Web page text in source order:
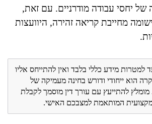
יחסי עבודה מודרניים. עם זאת,
מחייבת קריאה זהירה, היוועצות
למטרות מידע כללי בלבד ואין להתייחס אליו
הוא ייחודי ודורש בחינה מעמיקה של
מומלץ להתייעץ עם עורך דין מוסמך לקבלת
המותאמת למצבכם האישי.